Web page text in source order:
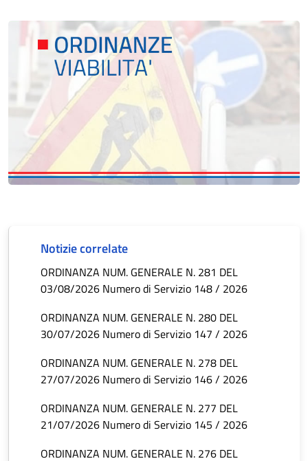
Notizie correlate
ORDINANZA NUM. GENERALE N. 281 DEL
03/08/2026 Numero di Servizio 148 / 2026
ORDINANZA NUM. GENERALE N. 280 DEL
30/07/2026 Numero di Servizio 147 / 2026
ORDINANZA NUM. GENERALE N. 278 DEL
27/07/2026 Numero di Servizio 146 / 2026
ORDINANZA NUM. GENERALE N. 277 DEL
21/07/2026 Numero di Servizio 145 / 2026
ORDINANZA NUM. GENERALE N. 276 DEL